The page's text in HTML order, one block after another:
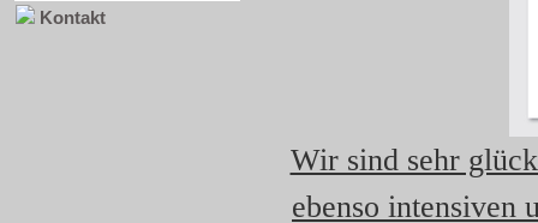
Wir sind sehr
ebenso intensiven
Kontakt